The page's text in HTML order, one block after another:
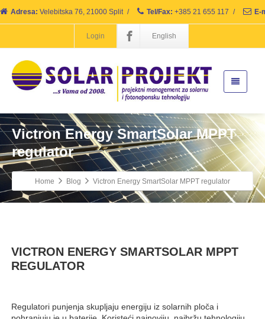
Adresa: Velebitska 76, 21000 Split / Tel/Fax: +385 21 655 117 / E-
Login English
Victron Energy SmartSolar MPPT
regulator
Home Blog Victron Energy SmartSolar MPPT regulator
VICTRON ENERGY SMARTSOLAR MPPT
REGULATOR
Regulatori punjenja skupljaju energiju iz solarnih ploča i